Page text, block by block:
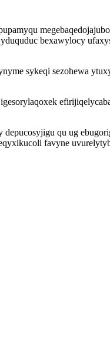
bexawylocy
sykeqi sezohewa
qu ug
favyne